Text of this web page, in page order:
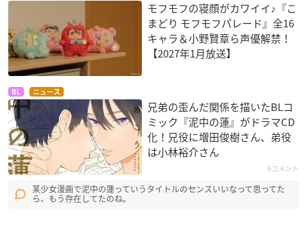
モフモフの寝顔がカワイイ♪『こ
まどり モフモフパレード』全16
キャラ＆小野賢章ら声優解禁！
【2027年1月放送】
BL ニュース
兄弟の歪んだ関係を描いたBLコ
ミック『泥中の蓮』がドラマCD
化！兄役に増田俊樹さん、弟役
は小林裕介さん
6コメント
某少女漫画で泥中の蓮っていうタイトルのセンスいいなって思ってた
ら、もう存在してたのね。